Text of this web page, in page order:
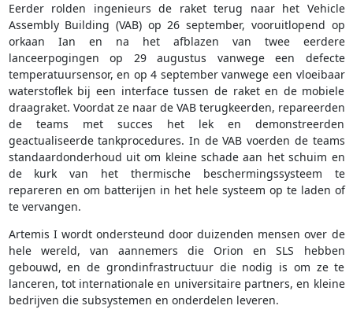
Eerder rolden ingenieurs de raket terug naar het Vehicle
Assembly Building (VAB) op 26 september, vooruitlopend op
orkaan Ian en na het afblazen van twee eerdere
lanceerpogingen op 29 augustus vanwege een defecte
temperatuursensor, en op 4 september vanwege een vloeibaar
waterstoflek bij een interface tussen de raket en de mobiele
draagraket. Voordat ze naar de VAB terugkeerden, repareerden
de teams met succes het lek en demonstreerden
geactualiseerde tankprocedures. In de VAB voerden de teams
standaardonderhoud uit om kleine schade aan het schuim en
de kurk van het thermische beschermingssysteem te
repareren en om batterijen in het hele systeem op te laden of
te vervangen.
Artemis I wordt ondersteund door duizenden mensen over de
hele wereld, van aannemers die Orion en SLS hebben
gebouwd, en de grondinfrastructuur die nodig is om ze te
lanceren, tot internationale en universitaire partners, en kleine
bedrijven die subsystemen en onderdelen leveren.